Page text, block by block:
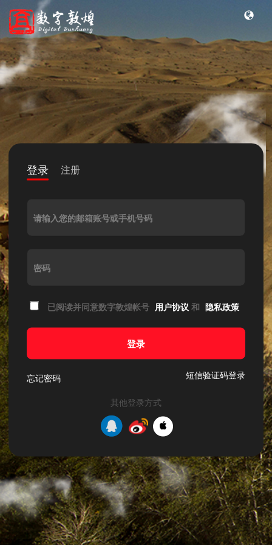
登录 注册
请输入您的邮箱账号或手机号码
密码
已阅读并同意数字敦煌帐号 用户协议 和 隐私政策
登录
忘记密码 短信验证码登录
其他登录方式